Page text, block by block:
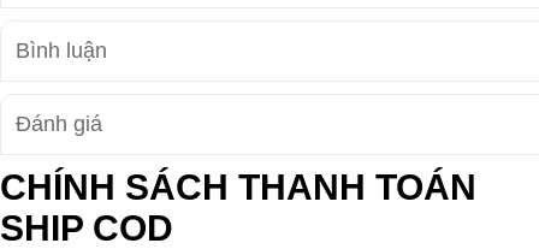
Bình luận
Đánh giá
CHÍNH SÁCH THANH TOÁN
SHIP COD